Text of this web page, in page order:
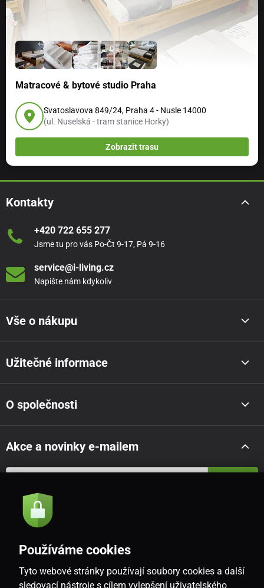
Matracové & bytové studio Praha
Svatoslavova 849/24, Praha 4 - Nusle 14000
(ul. Nuselská - tram stanice Horky)
Zobrazit trasu
Kontakty
+420 722 655 277
Jsme tu pro vás Po-Čt 9-17, Pá 9-16
service@i-living.cz
Napište nám kdykoliv
Vše o nákupu
Užitečné informace
O společnosti
Akce a novinky e-mailem
Souhlasím se
CZ
Používáme cookies
Tyto webové stránky používají soubory cookies a další
sledovací nástroje s cílem vylepšení uživatelského